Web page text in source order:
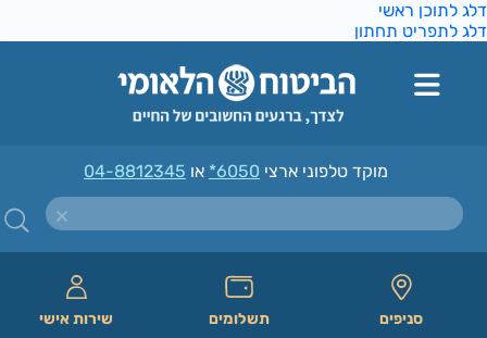
לתוכן ראשי
לתפריט תחתון
מוקד טלפוני ארצי*6050או04-8812345
סניפים תשלומים שירות אישי